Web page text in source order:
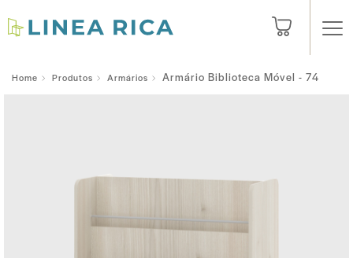
Home Produtos Armários Armário Biblioteca Móvel - 74